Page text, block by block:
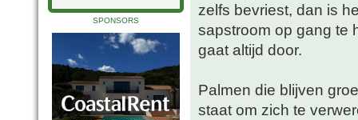
SPONSORS
zelfs bevriest, dan is
sapstroom op gang te
gaat altijd door.
Palmen die blijven
staat om zich te